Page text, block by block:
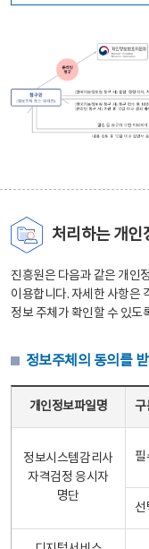
처리하는 개인
진흥원은 다음과 같은 개인
이용합니다. 자세한 사항은
정보 주체가 확인할 수 있도
정보주체의 동의를
개인정보파일명 구
정보시스템감리사
자격검정 응시자
명단
필
선